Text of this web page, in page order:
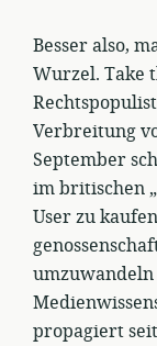
Besser also,
Wurzel. Take
Verbreitung
September
im britischen
User zu
propagiert